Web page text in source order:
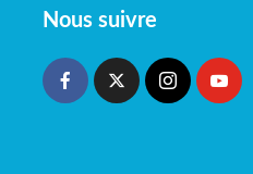
Nous suivre